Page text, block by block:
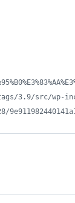
3.9/src/wp-